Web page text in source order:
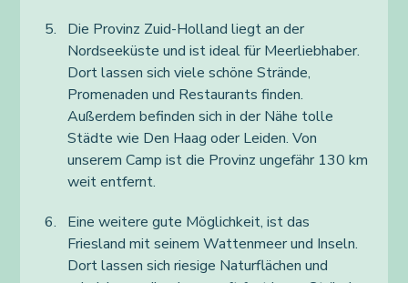
Die Provinz Zuid-Holland liegt an der
Nordseeküste und ist ideal für Meerliebhaber.
Dort lassen sich viele schöne Strände,
Promenaden und Restaurants finden.
Außerdem befinden sich in der Nähe tolle
Städte wie Den Haag oder Leiden. Von
unserem Camp ist die Provinz ungefähr 130 km
weit entfernt.
Eine weitere gute Möglichkeit, ist das
Friesland mit seinem Wattenmeer und Inseln.
Dort lassen sich riesige Naturflächen und